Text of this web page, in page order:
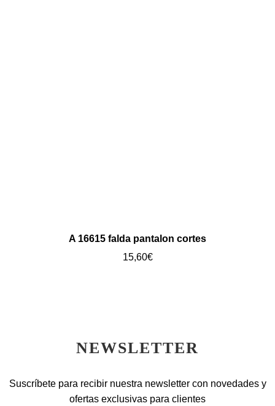
A 16615 falda pantalon cortes
15,60€
NEWSLETTER
Suscríbete para recibir nuestra newsletter con novedades y
ofertas exclusivas para clientes